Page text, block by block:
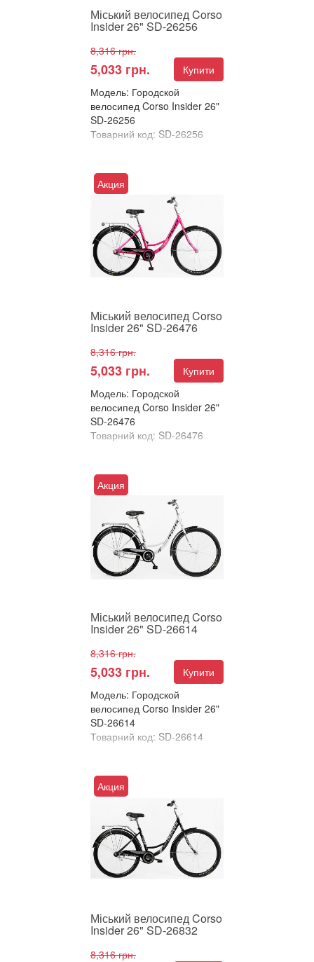
Міський велосипед Corso
Insider 26" SD-26256
8,316 грн.
5,033 грн.
Купити
Модель: Городской
велосипед Corso Insider 26"
SD-26256
Товарний код: SD-26256
Міський велосипед Corso
Insider 26" – Класика, яка не
виходить з моди! Шукаєте
простого, надійног...
Акция
Міський велосипед Corso
Insider 26" SD-26476
8,316 грн.
5,033 грн.
Купити
Модель: Городской
велосипед Corso Insider 26"
SD-26476
Товарний код: SD-26476
Міський велосипед Corso
Insider 26" – Класика, яка не
виходить з моди! Шукаєте
простого, надійног...
Акция
Міський велосипед Corso
Insider 26" SD-26614
8,316 грн.
5,033 грн.
Купити
Модель: Городской
велосипед Corso Insider 26"
SD-26614
Товарний код: SD-26614
Міський велосипед Corso
Insider 26" – Класика, яка не
виходить з моди! Шукаєте
простого, надійног...
Акция
Міський велосипед Corso
Insider 26" SD-26832
8,316 грн.